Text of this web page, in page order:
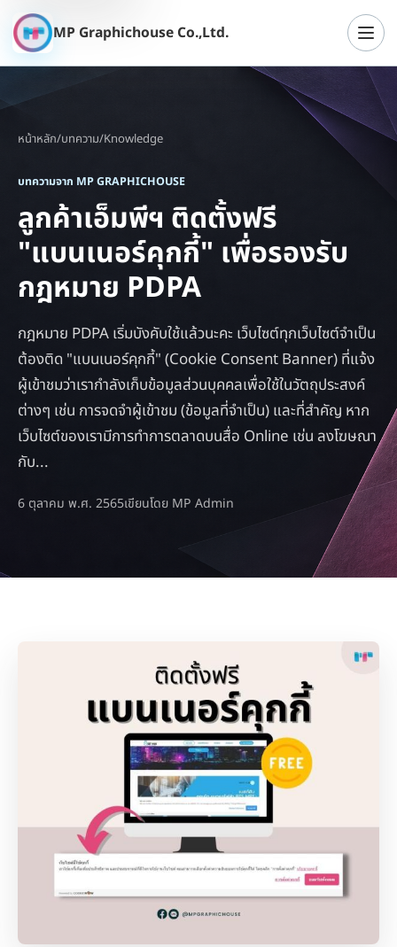
MP Graphichouse Co.,Ltd.
เปิด
หน้าหลัก/บทความ/Knowledge
บทความจาก MP GRAPHICHOUSE
ลูกค้าเอ็มพีฯ ติดตั้งฟรี
"แบนเนอร์คุกกี้" เพื่อรองรับ
กฎหมาย PDPA
กฎหมาย PDPA เริ่มบังคับใช้แล้วนะคะ เว็บไซต์ทุกเว็บไซต์จำเป็น
ต้องติด "แบนเนอร์คุกกี้" (Cookie Consent Banner) ที่แจ้ง
ผู้เข้าชมว่าเรากำลังเก็บข้อมูลส่วนบุคคลเพื่อใช้ในวัตถุประสงค์
ต่างๆ เช่น การจดจำผู้เข้าชม (ข้อมูลที่จำเป็น) และที่สำคัญ หาก
เว็บไซต์ของเรามีการทำการตลาดบนสื่อ Online เช่น ลงโฆษณา
กับ...
6 ตุลาคม พ.ศ. 2565เขียนโดย MP Admin